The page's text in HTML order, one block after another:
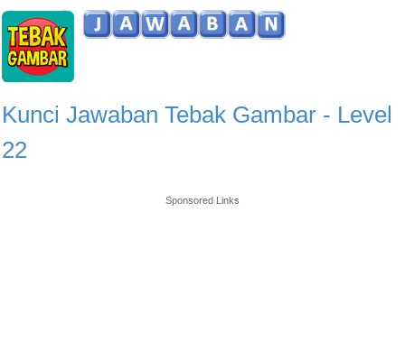
Kunci Jawaban Tebak Gambar - Level
22
Sponsored Links